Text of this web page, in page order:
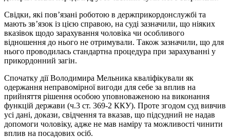
Свідки, які пов’язані роботою в держприкордонслужбі та
мають зв’язок із цією справою, на суді зазначили, що ніяких
вказівок щодо зарахування чоловіка чи особливого
відношення до нього не отримували. Також зазначили, що для
нього проводилась стандартна процедура при зарахуванні у
прикордонний загін.
Спочатку дії Володимира Мельника кваліфікували як
одержання неправомірної вигоди для себе за вплив на
прийняття рішення особою уповноваженою на виконання
функцій держави (ч.3 ст. 369-2 ККУ). Проте згодом суд вивчив
усі дані, докази, свідчення та вказав, що підсудний не надав
допомоги чоловіку, адже не мав наміру та можливості чинити
вплив на посадових осіб.